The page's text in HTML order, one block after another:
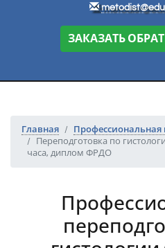
ЗАКАЗАТЬ
Главная
Профессиональная
Переподготовка по
часа, диплом ФРДО